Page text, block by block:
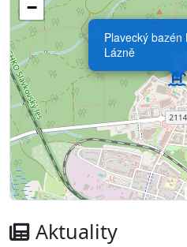
Plavecký bazén
Lázně
−
Aktuality